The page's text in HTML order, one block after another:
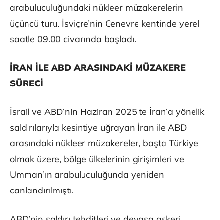
arabuluculuğundaki nükleer müzakerelerin
üçüncü turu, İsviçre’nin Cenevre kentinde yerel
saatle 09.00 civarında başladı.
İRAN İLE ABD ARASINDAKİ MÜZAKERE
SÜRECİ
İsrail ve ABD’nin Haziran 2025’te İran’a yönelik
saldırılarıyla kesintiye uğrayan İran ile ABD
arasındaki nükleer müzakereler, başta Türkiye
olmak üzere, bölge ülkelerinin girişimleri ve
Umman’ın arabuluculuğunda yeniden
canlandırılmıştı.